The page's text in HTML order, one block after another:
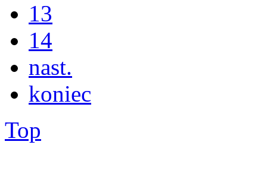
13
14
nast.
koniec
Top